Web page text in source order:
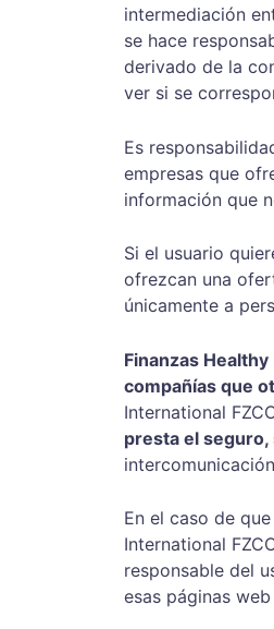
intermediación
se hace
derivado de la
ver si se
Es
empresas que
información que
Si el usuario
ofrezcan una
únicamente a
Finanzas
compañías que
International
presta el
En el caso de
International
responsable del
esas páginas